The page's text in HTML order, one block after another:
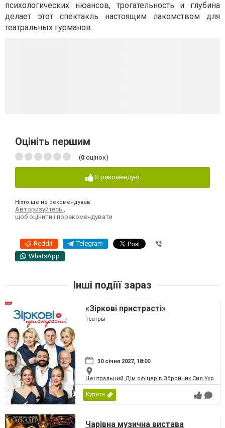
психологических нюансов, трогательность и глубина
делает этот спектакль настоящим лакомством для
театральных гурманов.
Оцініть першим
(0 оцінок)
Я рекомендую
Ніхто ще не рекомендував
Авторизуйтесь
щоб оцінити і порекомендувати
Reddit Telegram
WhatsApp
Інші подіїї зараз
«Зіркові пристрасті»
Театры
30 січня 2027, 18:00
Центральний Дім офіцерів Збройних Сил
Купити
Чарівна музична вистава